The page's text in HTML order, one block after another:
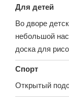
Для детей
Во дворе
небольшой
доска для
Спорт
Открытый